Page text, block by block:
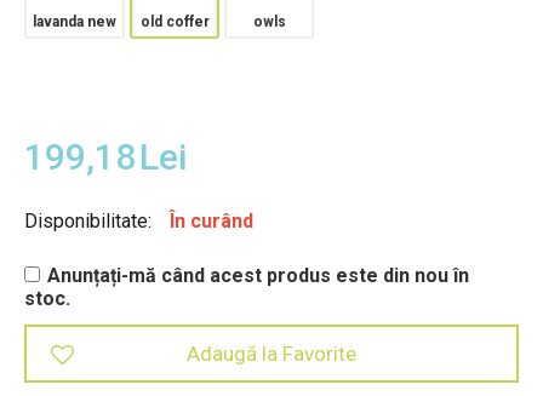
lavanda new old coffer owls
199,18Lei
Disponibilitate: În curând
Anunțați-mă când acest produs este din nou în
stoc.
Adaugă la Favorite